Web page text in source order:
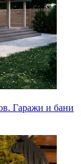
Гаражи и бани